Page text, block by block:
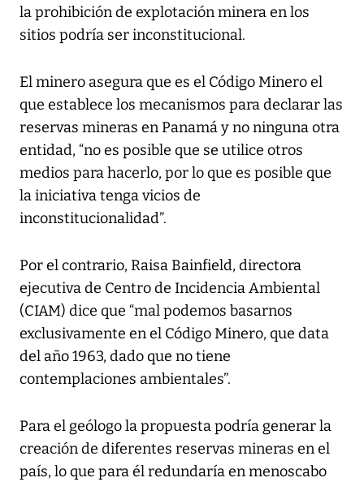
la prohibición de explotación minera en los
sitios podría ser inconstitucional.
El minero asegura que es el Código Minero el
que establece los mecanismos para declarar las
reservas mineras en Panamá y no ninguna otra
entidad, “no es posible que se utilice otros
medios para hacerlo, por lo que es posible que
la iniciativa tenga vicios de
inconstitucionalidad”.
Por el contrario, Raisa Bainfield, directora
ejecutiva de Centro de Incidencia Ambiental
(CIAM) dice que “mal podemos basarnos
exclusivamente en el Código Minero, que data
del año 1963, dado que no tiene
contemplaciones ambientales”.
Para el geólogo la propuesta podría generar la
creación de diferentes reservas mineras en el
país, lo que para él redundaría en menoscabo